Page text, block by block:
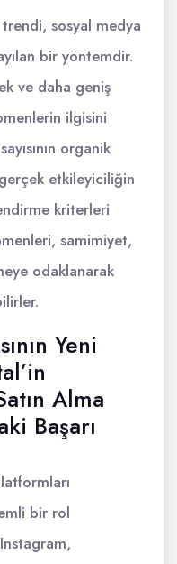
sosyal medya
bir yöntemdir.
ve daha geniş
ilgisini
organik
etkileyiciliğin
kriterleri
samimiyet,
odaklanarak
Yeni
Alma
Başarı
bir rol